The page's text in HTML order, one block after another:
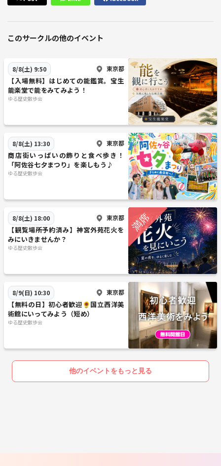
このサークルの他のイベント
8/8(土) 9:50 東京都
【入場無料】はじめての能鑑賞。宝生
能楽堂で能をみてみよう！
ゆる歴史散歩会
8/8(土) 13:30 東京都
商店街いっぱいの飾りと食べ歩き！
「阿佐谷七夕まつり」を楽しもう♪
ゆる歴史散歩会
8/8(土) 18:00 東京都
【観覧場所予約済み】神宮外苑花火を
みにいきませんか？
ゆる歴史散歩会
8/9(日) 10:30 東京都
【無料の日】初心者歓迎🌻国立西洋美
術館にいってみよう（短め）
ゆる歴史散歩会
他のイベントをもっと見る